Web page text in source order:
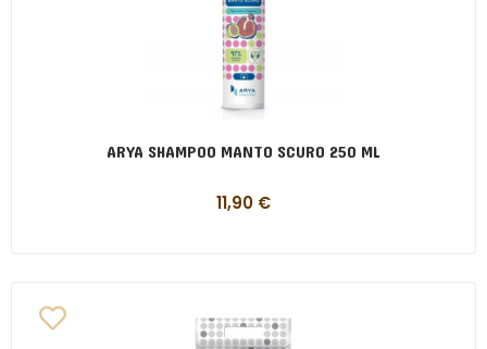
ARYA SHAMPOO MANTO SCURO 250 ML
11,90 €